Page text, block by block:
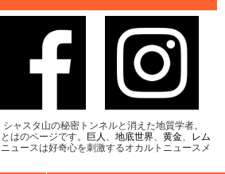
ャスタ山の秘密トンネルと消えた地質学者。
はのページです。
巨人 、 地底世界、 黄金、 レム
ュースは好奇心を刺激するオカルトニュースメ